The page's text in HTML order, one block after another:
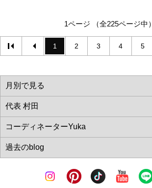
1ページ （全225ページ中）
1 2 3 4 5